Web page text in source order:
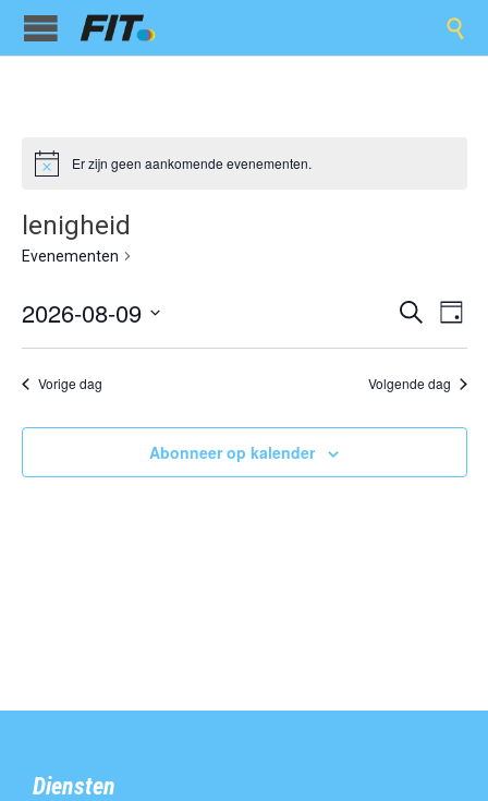

Er zijn geen aankomende evenementen.
lenigheid
Evenementen
Zoeken
en
Zoeken
Dag
2026-08-09
datum.
Vorige dag Volgende dag
Abonneer op kalender
Diensten